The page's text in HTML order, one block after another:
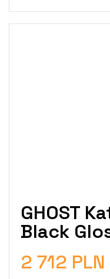
GHOST
Black
2 712 PLN